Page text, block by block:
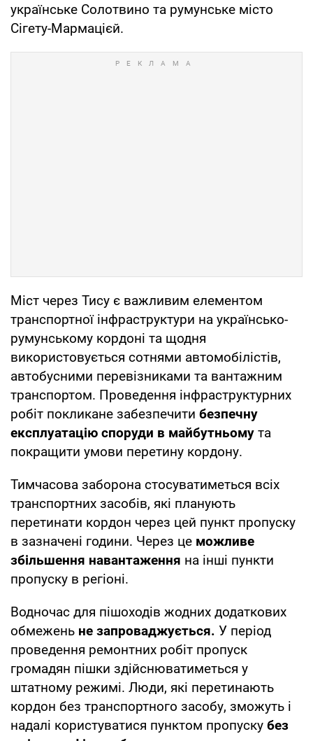
українське Солотвино та румунське місто
Сігету-Мармацієй.
Міст через Тису є важливим елементом
транспортної інфраструктури на українсько-
румунському кордоні та щодня
використовується сотнями автомобілістів,
автобусними перевізниками та вантажним
транспортом. Проведення інфраструктурних
робіт покликане забезпечити безпечну
експлуатацію споруди в майбутньому та
покращити умови перетину кордону.
Тимчасова заборона стосуватиметься всіх
транспортних засобів, які планують
перетинати кордон через цей пункт пропуску
в зазначені години. Через це можливе
збільшення навантаження на інші пункти
пропуску в регіоні.
Водночас для пішоходів жодних додаткових
обмежень не запроваджується. У період
проведення ремонтних робіт пропуск
громадян пішки здійснюватиметься у
штатному режимі. Люди, які перетинають
кордон без транспортного засобу, зможуть і
надалі користуватися пунктом пропуску без